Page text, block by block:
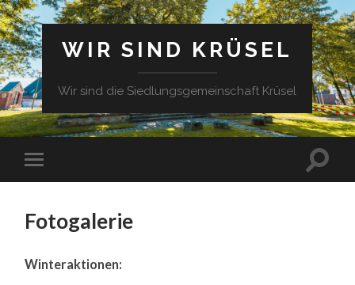
WIR SIND KRÜSEL
Wir sind die Siedlungsgemeinschaft Krüsel
Fotogalerie
Winteraktionen: